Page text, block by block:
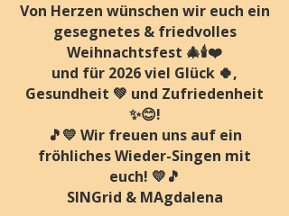
Von Herzen wünschen wir euch ein
gesegnetes & friedvolles
Weihnachtsfest 🎄🕯️❤️
und für 2026 viel Glück 🍀,
Gesundheit 💚 und Zufriedenheit
✨😊!
🎵💛 Wir freuen uns auf ein
fröhliches Wieder-Singen mit
euch! 💛🎵
SINGrid & MAgdalena